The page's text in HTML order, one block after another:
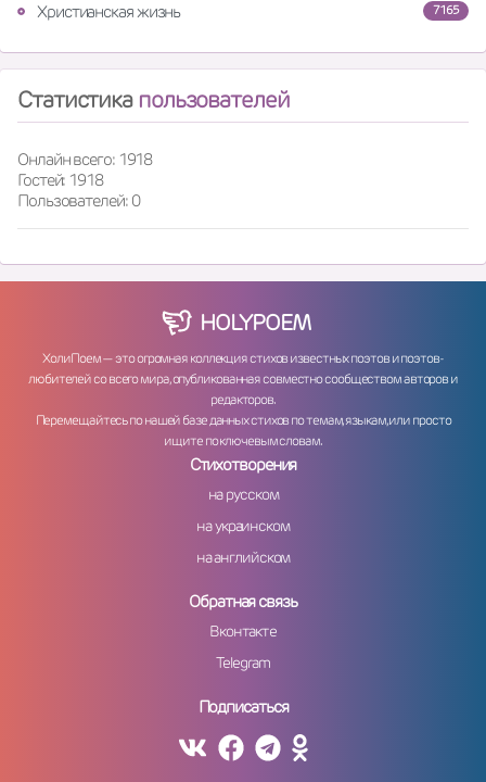
7165
Христианская жизнь
Статистика пользователей
Онлайн всего: 1918
Гостей: 1918
Пользователей: 0
HOLYPOEM
ХолиПоем — это огромная коллекция стихов известных поэтов и поэтов-
любителей со всего мира, опубликованная совместно сообществом авторов и
редакторов.
Перемещайтесь по нашей базе данных стихов по темам, языкам, или просто
ищите по ключевым словам.
Стихотворения
на русском
на украинском
на английском
Обратная связь
Вконтакте
Telegram
Подписаться